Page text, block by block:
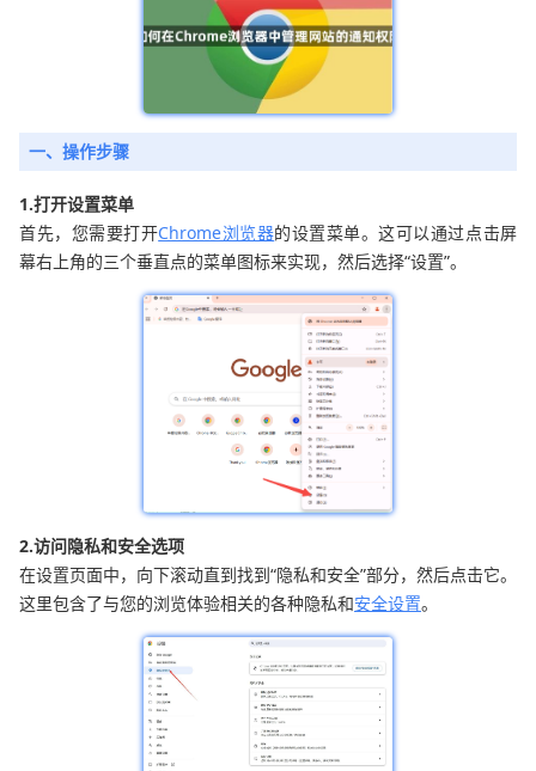
一、操作步骤
1.打开设置菜单
首先，您需要打开Chrome浏览器的设置菜单。这可以通过点击屏
幕右上角的三个垂直点的菜单图标来实现，然后选择“设置”。
2.访问隐私和安全选项
在设置页面中，向下滚动直到找到“隐私和安全”部分，然后点击它。
这里包含了与您的浏览体验相关的各种隐私和安全设置。